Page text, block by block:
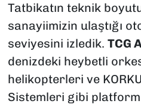
Tatbikatın teknik
sanayiimizin ulaştığı
seviyesini izledik. TCG
denizdeki heybetli
helikopterleri ve
Sistemleri gibi